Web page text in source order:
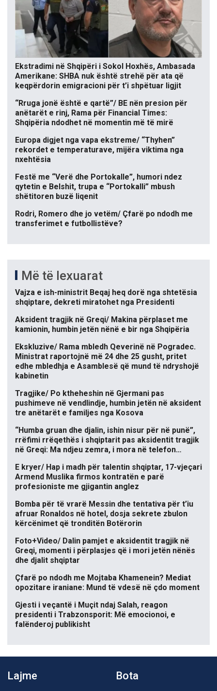
Ekstradimi në Shqipëri i Sokol Hoxhës, Ambasada
Amerikane: SHBA nuk është strehë për ata që
keqpërdorin emigracioni për t’i shpëtuar ligjit
“Rruga jonë është e qartë”/ BE nën presion për
anëtarët e rinj, Rama për Financial Times:
Shqipëria ndodhet në momentin më të mirë
Europa digjet nga vapa ekstreme/ “Thyhen”
rekordet e temperaturave, mijëra viktima nga
nxehtësia
Festë me “Verë dhe Portokalle”, humori ndez
qytetin e Belshit, trupa e “Portokalli” mbush
shëtitoren buzë liqenit
Rodri, Romero dhe jo vetëm/ Çfarë po ndodh me
transferimet e futbollistëve?
Më të lexuarat
Vajza e ish-ministrit Beqaj heq dorë nga shtetësia
shqiptare, dekreti miratohet nga Presidenti
Aksident tragjik në Greqi/ Makina përplaset me
kamionin, humbin jetën nënë e bir nga Shqipëria
Ekskluzive/ Rama mbledh Qeverinë në Pogradec.
Ministrat raportojnë më 24 dhe 25 gusht, pritet
edhe mbledhja e Asamblesë që mund të ndryshojë
kabinetin
Tragjike/ Po ktheheshin në Gjermani pas
pushimeve në vendlindje, humbin jetën në aksident
tre anëtarët e familjes nga Kosova
“Humba gruan dhe djalin, ishin nisur për në punë”,
rrëfimi rrëqethës i shqiptarit pas aksidentit tragjik
në Greqi: Ma ndjeu zemra, i mora në telefon…
E kryer/ Hap i madh për talentin shqiptar, 17-vjeçari
Armend Muslika firmos kontratën e parë
profesioniste me gjigantin anglez
Bomba për të vrarë Messin dhe tentativa për t’iu
afruar Ronaldos në hotel, dosja sekrete zbulon
kërcënimet që tronditën Botërorin
Foto+Video/ Dalin pamjet e aksidentit tragjik në
Greqi, momenti i përplasjes që i mori jetën nënës
dhe djalit shqiptar
Çfarë po ndodh me Mojtaba Khamenein? Mediat
opozitare iraniane: Mund të vdesë në çdo moment
Gjesti i veçantë i Muçit ndaj Salah, reagon
presidenti i Trabzonsporit: Më emocionoi, e
falënderoj publikisht
Lajme Bota